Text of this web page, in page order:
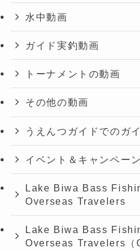
水中動画
ガイド実釣動画
トーナメントの動画
その他の動画
うえんつガイドでのガ
イベント＆キャンペーン
Lake Biwa Bass
Overseas Travelers
Lake Biwa Bass
Overseas Travelers（